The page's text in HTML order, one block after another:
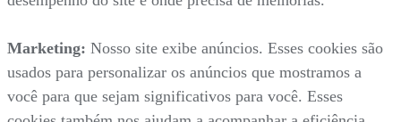
Marketing: Nosso site exibe anúncios. Esses cookies são
usados para personalizar os anúncios que mostramos a
você para que sejam significativos para você. Esses